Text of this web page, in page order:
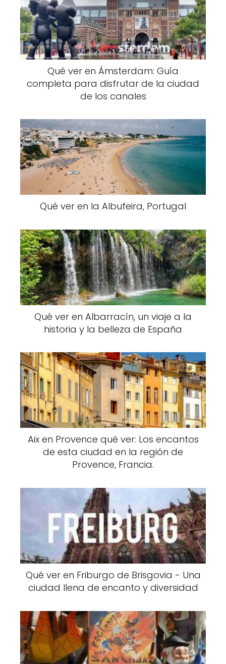
Qué ver en Ámsterdam: Guía
completa para disfrutar de la ciudad
de los canales
Qué ver en la Albufeira, Portugal
Qué ver en Albarracín, un viaje a la
historia y la belleza de España
Aix en Provence qué ver: Los encantos
de esta ciudad en la región de
Provence, Francia.
Qué ver en Friburgo de Brisgovia - Una
ciudad llena de encanto y diversidad